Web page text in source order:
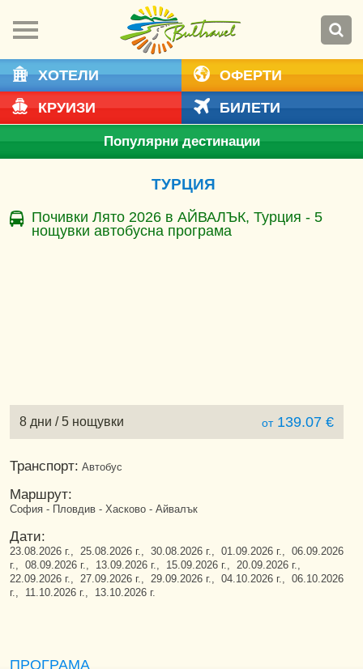
ХОТЕЛИ
ОФЕРТИ
КРУИЗИ
БИЛЕТИ
Популярни дестинации
ТУРЦИЯ
Почивки Лято 2026 в АЙВАЛЪК, Турция - 5
нощувки автобусна програма
8 дни / 5 нощувки от139.07 €
Транспорт: Автобус
Маршрут:
София - Пловдив - Хасково - Айвалък
Дати:
23.08.2026 г., 25.08.2026 г., 30.08.2026 г., 01.09.2026 г., 06.09.2026
г., 08.09.2026 г., 13.09.2026 г., 15.09.2026 г., 20.09.2026 г.,
22.09.2026 г., 27.09.2026 г., 29.09.2026 г., 04.10.2026 г., 06.10.2026
г., 11.10.2026 г., 13.10.2026 г.
ПРОГРАМА